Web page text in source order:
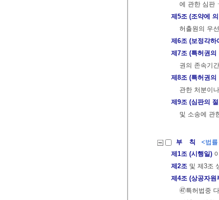
에 관한 심판
제5조 (조약에
허출원의 우
제6조 (보정각하
제7조 (특허권의
권의 존속기
제8조 (특허권의
관한 처분이
제9조 (심판의
및 소송에 관
부 칙
<법
제1조 (시행일)
제2조 및 제3조
제4조 (상공자원
㊼특허법중